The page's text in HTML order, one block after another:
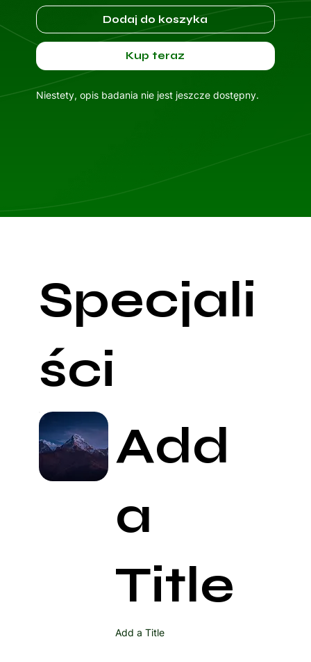
Dodaj do koszyka
Kup teraz
Niestety, opis badania nie jest jeszcze dostępny.
Specjali
ści
Add
a
Title
Add a Title